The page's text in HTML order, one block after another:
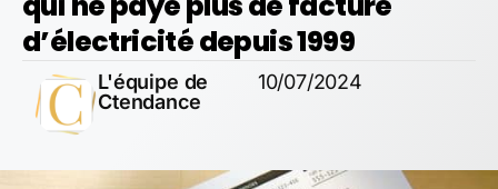
d’électricité depuis 1999
L'équipe de
Ctendance
10/07/2024